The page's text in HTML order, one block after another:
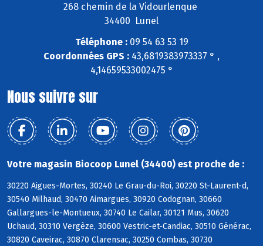
268 chemin de la Vidourlenque
34400 Lunel
Téléphone :09 54 63 53 19
Coordonnées GPS : 43,6819383973337 ° ,
4,14659533002475 °
Nous suivre sur
Votre magasin Biocoop Lunel (34400) est proche de :
30220 Aigues-Mortes, 30240 Le Grau-du-Roi, 30220 St-Laurent-d,
30540 Milhaud, 30470 Aimargues, 30920 Codognan, 30660
Gallargues-le-Montueux, 30740 Le Cailar, 30121 Mus, 30620
Uchaud, 30310 Vergèze, 30600 Vestric-et-Candiac, 30510 Générac,
30820 Caveirac, 30870 Clarensac, 30250 Combas, 30730